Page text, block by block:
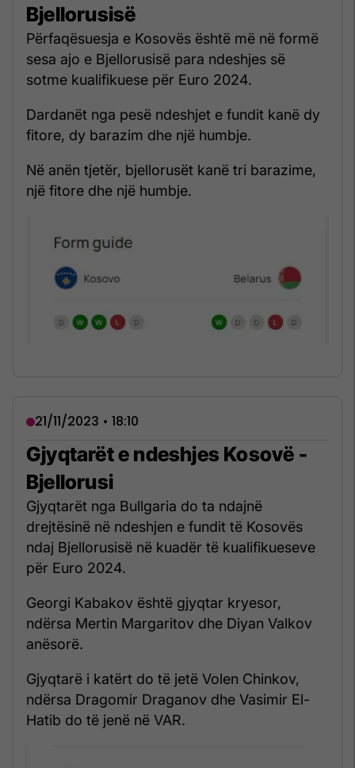
Bjellorusisë
Përfaqësuesja e Kosovës është më në formë
sesa ajo e Bjellorusisë para ndeshjes së
sotme kualifikuese për Euro 2024.
Dardanët nga pesë ndeshjet e fundit kanë dy
fitore, dy barazim dhe një humbje.
Në anën tjetër, bjellorusët kanë tri barazime,
një fitore dhe një humbje.
21/11/2023 • 18:10
Gjyqtarët e ndeshjes Kosovë -
Bjellorusi
Gjyqtarët nga Bullgaria do ta ndajnë
drejtësinë në ndeshjen e fundit të Kosovës
ndaj Bjellorusisë në kuadër të kualifikueseve
për Euro 2024.
Georgi Kabakov është gjyqtar kryesor,
ndërsa Mertin Margaritov dhe Diyan Valkov
anësorë.
Gjyqtarë i katërt do të jetë Volen Chinkov,
ndërsa Dragomir Draganov dhe Vasimir El-
Hatib do të jenë në VAR.